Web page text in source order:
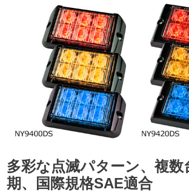
多彩な点滅パターン、複数
期、国際規格SAE適合